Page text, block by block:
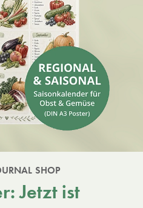
SHOP
Jetzt ist